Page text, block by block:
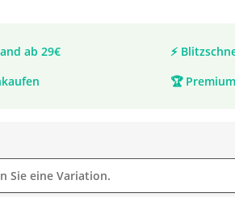
ab 29€ ⚡
🏆
Sie eine Variation.